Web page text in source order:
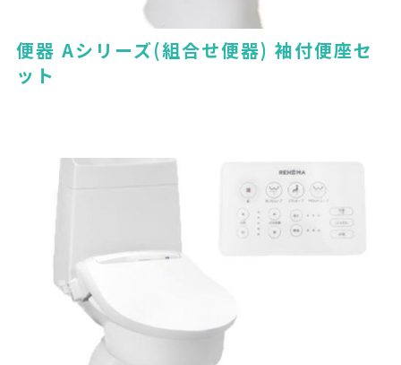
便器 Aシリーズ(組合せ便器) 袖付便座セ
ット